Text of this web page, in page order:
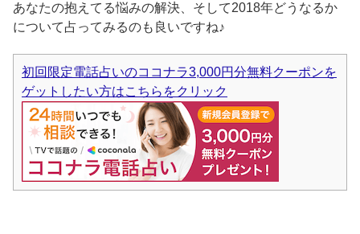
あなたの抱えてる悩みの解決、そして2018年どうなるか
について占ってみるのも良いですね♪
初回限定電話占いのココナラ3,000円分無料クーポンを
ゲットしたい方はこちらをクリック